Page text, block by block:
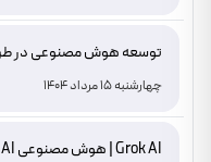
توسعه هوش مصنوعی در
چهارشنبه 15 مرداد 1404
Grok AI | هوش مصنوعی Grok AI